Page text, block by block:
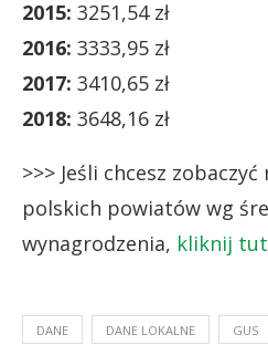
2015: 3251,54 zł
2016: 3333,95 zł
2017: 3410,65 zł
2018: 3648,16 zł
>>> Jeśli chcesz
polskich powiatów wg
wynagrodzenia, kliknij
DANE DANE LOKALNE GUS